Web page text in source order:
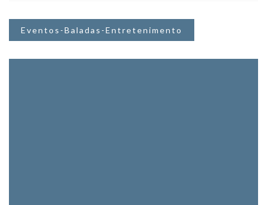
Eventos-Baladas-Entretenimento